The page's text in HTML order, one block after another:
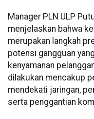
Manager PLN ULP
menjelaskan bahwa
merupakan langkah
potensi gangguan
kenyamanan
dilakukan mencakup
mendekati jaringan,
serta penggantian